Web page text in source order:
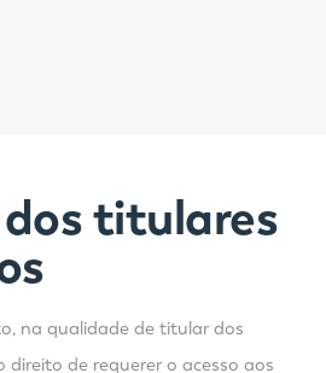
titulares
na qualidade de titular dos
direito de requerer o acesso aos